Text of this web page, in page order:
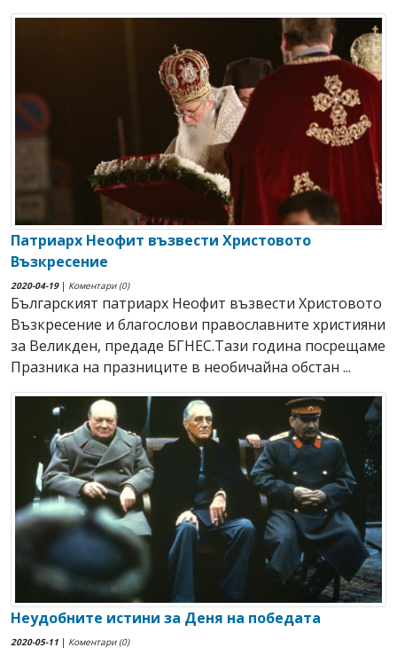
Патриарх Неофит възвести Христовото
Възкресение
2020-04-19| Коментари (0)
Българският патриарх Неофит възвести Христовото
Възкресение и благослови православните християни
за Великден, предаде БГНЕС.Тази година посрещаме
Празника на празниците в необичайна обстан ...
Неудобните истини за Деня на победата
2020-05-11 | Коментари (0)